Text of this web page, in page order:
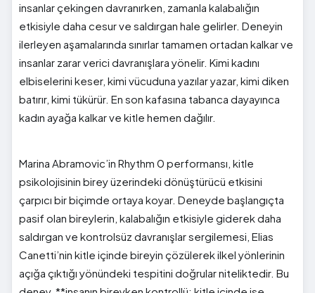
insanlar çekingen davranırken, zamanla kalabalığın
etkisiyle daha cesur ve saldırgan hale gelirler. Deneyin
ilerleyen aşamalarında sınırlar tamamen ortadan kalkar ve
insanlar zarar verici davranışlara yönelir. Kimi kadını
elbiselerini keser, kimi vücuduna yazılar yazar, kimi diken
batırır, kimi tükürür. En son kafasına tabanca dayayınca
kadın ayağa kalkar ve kitle hemen dağılır.
Marina Abramovic’in Rhythm 0 performansı, kitle
psikolojisinin birey üzerindeki dönüştürücü etkisini
çarpıcı bir biçimde ortaya koyar. Deneyde başlangıçta
pasif olan bireylerin, kalabalığın etkisiyle giderek daha
saldırgan ve kontrolsüz davranışlar sergilemesi, Elias
Canetti’nin kitle içinde bireyin çözülerek ilkel yönlerinin
açığa çıktığı yönündeki tespitini doğrular niteliktedir. Bu